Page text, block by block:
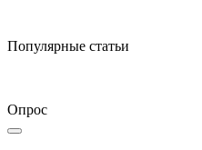
Популярные статьи
Опрос